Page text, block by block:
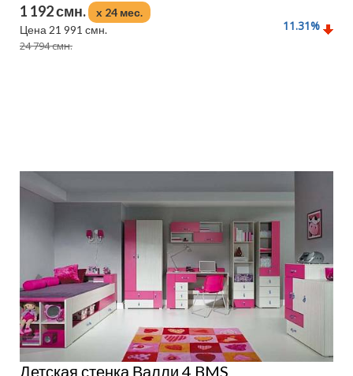
1 192 смн.
x 24 мес.
Цена 21 991 смн.
24 794 смн.
11.31%
Детская стенка Валли 4 BMS